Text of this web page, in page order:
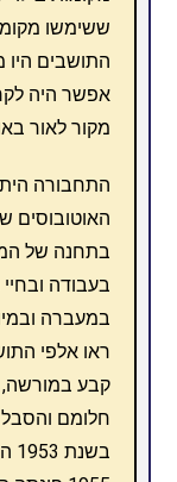
ששימשו
התושבים היו
אפשר היה
מקור לאור
התחבורה
האוטובוסים
בתחנה של
בעבודה
במעברה
ראו אלפי
קבע
חלומם והסבל